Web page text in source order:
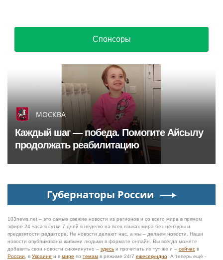
Спонсоры
МОСКВА
Каждый шаг — победа. Помогите Айсылу
продолжать реабилитацию
Губернаторы России
103news.net – это самые свежие новости из регионов и со всего мира в прямом
эфире 24 часа в сутки 7 дней в неделю на всех языках мира без цензуры и
предвзятости редактора. Не новости делают нас, а мы – делаем новости. Наши
новости опубликованы живыми людьми в формате онлайн. Вы всегда можете
добавить свои новости сиюминутно – здесь и прочитать их тут же и – сейчас в
России , в Украине и в мире по темам в режиме 24/7 ежесекундно . А теперь ещё -